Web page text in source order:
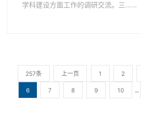
学科建设方面工作的调研交流。三……
257条 上一页 1 2
6 7 8 9 10 ..